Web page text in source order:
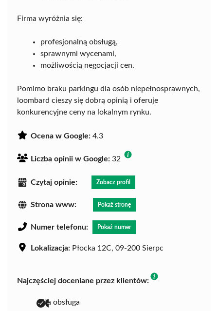
Firma wyróżnia się:
profesjonalną obsługą,
sprawnymi wycenami,
możliwością negocjacji cen.
Pomimo braku parkingu dla osób niepełnosprawnych,
loombard cieszy się dobrą opinią i oferuje
konkurencyjne ceny na lokalnym rynku.
Ocena w Google: 4.3
Liczba opinii w Google: 32
Czytaj opinie: Zobacz profil
Strona www: Pokaż stronę
Numer telefonu: Pokaż numer
Lokalizacja: Płocka 12C, 09-200 Sierpc
Najczęściej doceniane przez klientów:
miła obsługa